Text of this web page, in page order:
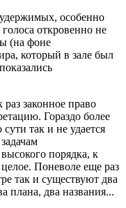
особенно
откровенно не
(на фоне
который в зале был
законное право
Гораздо более
так и не удается
порядка, к
целое. Поневоле еще раз
так и существуют два
плана, два названия...